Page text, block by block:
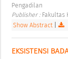
Pengadilan
Publisher : Fakultas
Show Abstract|
EKSISTENSI